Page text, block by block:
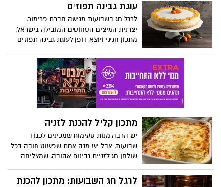
קלינית ויועצת לחברת הרבלייף משלב בין
חומרי גלם טריים, טעמים ים-תיכוניים ורוטב
קליל שמלטף את הלשון, ומוכיח שפסטה
יכולה להיות גם חטובה וגם טעימה.
עוגת גבינה תפוזים
לרגל חג השבועות מגישה חברת פרימור,
יצרנית המיצים הסחוטים המובילה בישראל,
מתכון חגיגי ויוצא דופן לעוגת גבינה תפוזים
של חג השבועות לבין ניחוחות הדרים ומראה
עוצר נשימה: עוגת גבינה תפוזים. שילוב
מושלם בין מרקם קטיפתי ועדין לבין טעמו
העמוק והארומטי של התפוז, המעניק לעוגה
פרשנות חדשה ומפתיעה לקינוח החג
אופי, מעוטרת בתפוזים מסוכרים ובתפוז ננסי
מסוכר, ההופכים אותה למרכז שולחן חג
יוקרתי ומלא בסטייל.
מתכון קליל להכנת לזניה
יש הרבה מנות טעימות שמכינים לכבוד
שבועות, אבל יש מנה אחת שפשוט חובה בכל
שולחן חג לזניית גבינות אהובה, שמצליחה
לכם מתכון מנצח, קליל במיוחד, עם שכבות
לרגל חג השבועות: מתכון להכנת